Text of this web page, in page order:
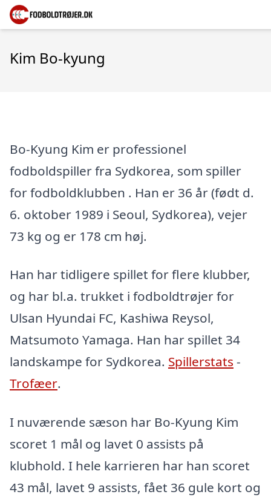
Kim Bo-kyung
Bo-Kyung Kim er professionel
fodboldspiller fra Sydkorea, som spiller
for fodboldklubben . Han er 36 år (født d.
6. oktober 1989 i Seoul, Sydkorea), vejer
73 kg og er 178 cm høj.
Han har tidligere spillet for flere klubber,
og har bl.a. trukket i fodboldtrøjer for
Ulsan Hyundai FC, Kashiwa Reysol,
Matsumoto Yamaga. Han har spillet 34
landskampe for Sydkorea. Spillerstats -
Trofæer.
I nuværende sæson har Bo-Kyung Kim
scoret 1 mål og lavet 0 assists på
klubhold. I hele karrieren har han scoret
43 mål, lavet 9 assists, fået 36 gule kort og